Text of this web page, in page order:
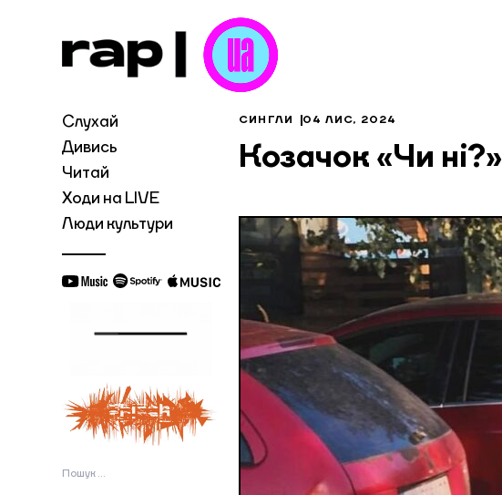
Слухай
Дивись
Читай
Ходи на LIVE
Люди культури
Пошук:
СИНГЛИ 04 ЛИС, 2024
Козачок «Чи ні?»